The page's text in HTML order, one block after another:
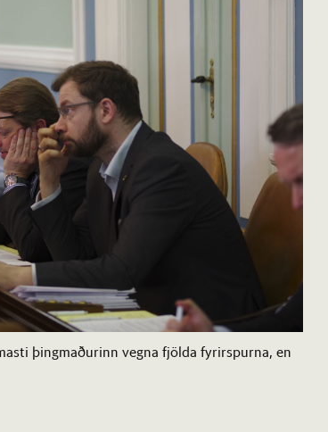
þingmaðurinn vegna fjölda fyrirspurna, en